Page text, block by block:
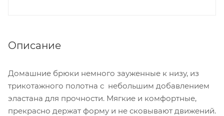
Описание
Домашние брюки немного зауженные к низу, из
трикотажного полотна с небольшим добавлением
эластана для прочности. Мягкие и комфортные,
прекрасно держат форму и не сковывают движений.